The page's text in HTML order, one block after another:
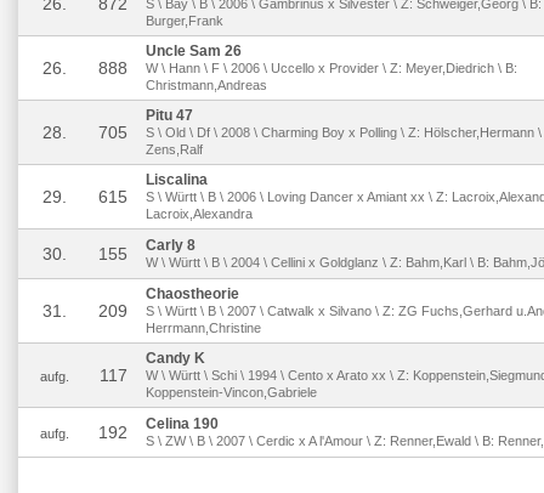
S \ Bay \ B \ 2006 \ Gambrinus x Silvester \ Z: Schweiger,Georg \ B:
Burger,Frank
26. 888
Uncle Sam 26
W \ Hann \ F \ 2006 \ Uccello x Provider \ Z: Meyer,Diedrich \ B:
Christmann,Andreas
28. 705
Pitu 47
S \ Old \ Df \ 2008 \ Charming Boy x Polling \ Z: Hölscher,Hermann \
Zens,Ralf
29. 615
Liscalina
S \ Württ \ B \ 2006 \ Loving Dancer x Amiant xx \ Z:
Lacroix,Alexandra
30. 155 Carly 8
W \ Württ \ B \ 2004 \ Cellini x Goldglanz \ Z: Bahm,Karl \ B:
31. 209
Chaostheorie
S \ Württ \ B \ 2007 \ Catwalk x Silvano \ Z: ZG Fuchs,Gerhard
Herrmann,Christine
aufg. 117
Candy K
W \ Württ \ Schi \ 1994 \ Cento x Arato xx \ Z:
Koppenstein-Vincon,Gabriele
aufg. 192 Celina 190
S \ ZW \ B \ 2007 \ Cerdic x A l'Amour \ Z: Renner,Ewald \ B: